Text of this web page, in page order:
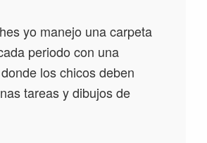
yo manejo una carpeta
periodo con una
los chicos deben
tareas y dibujos de